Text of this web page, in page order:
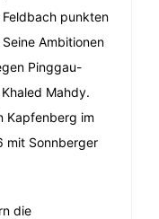
punkten
Ambitionen
Pinggau-
Mahdy.
Kapfenberg im
mit Sonnberger
die